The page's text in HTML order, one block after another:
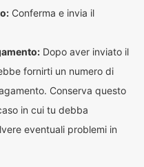
Conferma e invia il
Dopo aver inviato il
fornirti un numero di
Conserva questo
in cui tu debba
eventuali problemi in